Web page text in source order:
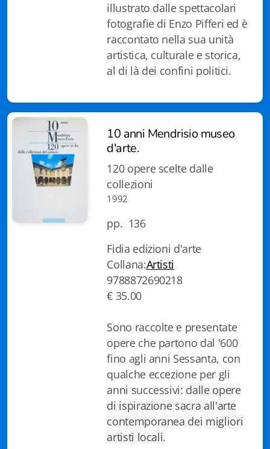
illustrato dalle spettacolari
fotografie di Enzo Pifferi ed è
raccontato nella sua unità
artistica, culturale e storica,
al di là dei confini politici.
10 anni Mendrisio museo
d'arte.
120 opere scelte dalle
collezioni
1992
pp. 136
Fidia edizioni d'arte
Collana:Artisti
9788872690218
€ 35.00
Sono raccolte e presentate
opere che partono dal '600
fino agli anni Sessanta, con
qualche eccezione per gli
anni successivi: dalle opere
di ispirazione sacra all'arte
contemporanea dei migliori
artisti locali.
EJO- European Journalism Observatory
Incontro con
iQuaderni - fondazioneculturalecollinadoro
Istituzioni - Società - Cittadini